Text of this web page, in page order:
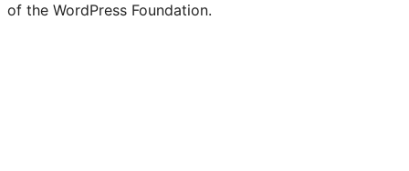
of the WordPress Foundation.